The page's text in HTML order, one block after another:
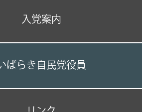
入党案内
ばらき自民党役員